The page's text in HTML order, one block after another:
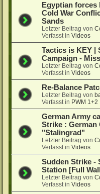
Egyptian forces
Cold War
Sands
Letzter Beitrag von
Verfasst inVideos
Tactics is KEY |
Campaign -
Letzter Beitrag von
Verfasst inVideos
Re-Balance
Letzter Beitrag von
Verfasst in PWM 1+2
German Army
Strike : German
"Stalingrad"
Letzter Beitrag von
Verfasst inVideos
Sudden Strike -
Station [Full
Letzter Beitrag von
Verfasst inVideos